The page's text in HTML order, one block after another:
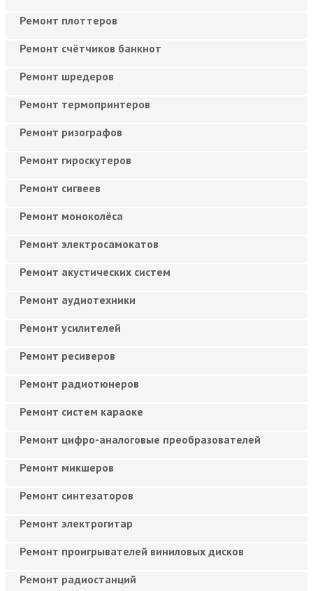
Ремонт плоттеров
Ремонт счётчиков банкнот
Ремонт шредеров
Ремонт термопринтеров
Ремонт ризографов
Ремонт гироскутеров
Ремонт сигвеев
Ремонт моноколёса
Ремонт электросамокатов
Ремонт акустических систем
Ремонт аудиотехники
Ремонт усилителей
Ремонт ресиверов
Ремонт радиотюнеров
Ремонт систем караоке
Ремонт цифро-аналоговые преобразователей
Ремонт микшеров
Ремонт синтезаторов
Ремонт электрогитар
Ремонт проигрывателей виниловых дисков
Ремонт радиостанций